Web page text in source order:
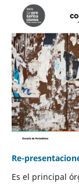
Re-
Es el principal